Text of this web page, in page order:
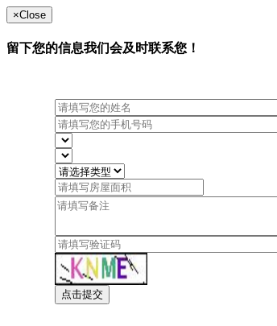
×Close
留下您的信息我们会及时联系您！
点击提交